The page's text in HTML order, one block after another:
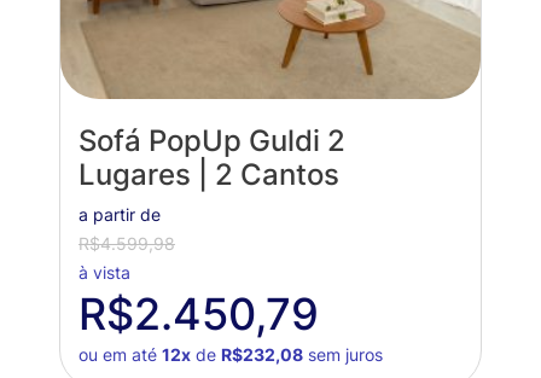
Sofá PopUp Guldi 2
Lugares | 2 Cantos
a partir de
R$4.599,98
à vista
R$2.450,79
ou em até 12xde R$232,08sem juros